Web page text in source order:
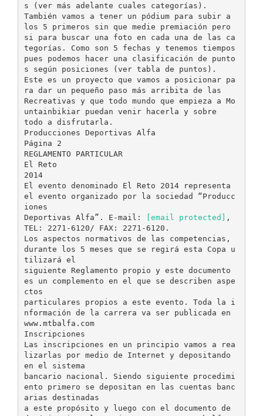
s (ver más adelante cuales categorías).
También vamos a tener un pódium para subir a
los 5 primeros sin que medie premiación pero
si para buscar una foto en cada una de las ca
tegorías. Como son 5 fechas y tenemos tiempos
pues podemos hacer una clasificación de punto
s según posiciones (ver tabla de puntos).
Este es un proyecto que vamos a posicionar pa
ra dar un pequeño paso más arribita de las
Recreativas y que todo mundo que empieza a Mo
untainbikiar puedan venir hacerla y sobre
todo a disfrutarla.
Producciones Deportivas Alfa
Página 2
REGLAMENTO PARTICULAR
El Reto
2014
El evento denominado El Reto 2014 representa
el evento organizado por la sociedad “Producc
iones
Deportivas Alfa”. E-mail:
[email protected] ,
TEL: 2271-6120/ FAX: 2271-6120.
Los aspectos normativos de las competencias,
durante los 5 meses que se regirá esta Copa u
tilizará el
siguiente Reglamento propio y este documento
es un complemento en el que se describen aspe
ctos
particulares propios a este evento. Toda la i
nformación de la carrera va ser publicada en
www.mtbalfa.com
Inscripciones
Las inscripciones en un principio vamos a rea
lizarlas por medio de Internet y depositando
en el sistema
bancario nacional. Siendo siguiente procedimi
ento primero se depositan en las cuentas banc
arias destinadas
a este propósito y luego con el documento de